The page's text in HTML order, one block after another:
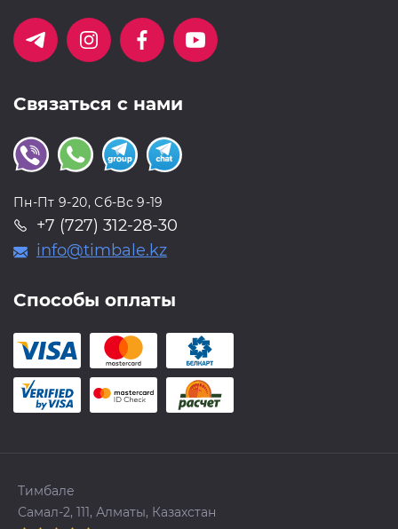
Связаться с нами
Пн-Пт 9-20, Сб-Вс 9-19
+7 (727) 312-28-30
info@timbale.kz
Способы оплаты
Тимбале
Самал-2, 111, Алматы, Казахстан